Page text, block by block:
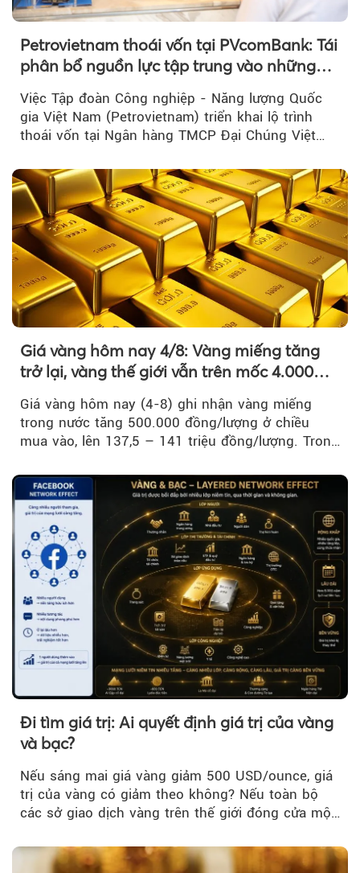
Petrovietnam thoái vốn tại PVcomBank: Tái
phân bổ nguồn lực tập trung vào những
Việc Tập đoàn Công nghiệp - Năng lượng Quốc
gia Việt Nam (Petrovietnam) triển khai lộ trình
thoái vốn tại Ngân hàng TMCP Đại Chúng Việt
Giá vàng hôm nay 4/8: Vàng miếng tăng
trở lại, vàng thế giới vẫn trên mốc 4.000
Giá vàng hôm nay (4-8) ghi nhận vàng miếng
trong nước tăng 500.000 đồng/lượng ở chiều
mua vào, lên 137,5 – 141 triệu đồng/lượng. Trong
trì trên ngưỡng 4.000 USD/ounce.
Đi tìm giá trị: Ai quyết định giá trị của vàng
và bạc?
Nếu sáng mai giá vàng giảm 500 USD/ounce, giá
trị của vàng có giảm theo không? Nếu toàn bộ
các sở giao dịch vàng trên thế giới đóng cửa một